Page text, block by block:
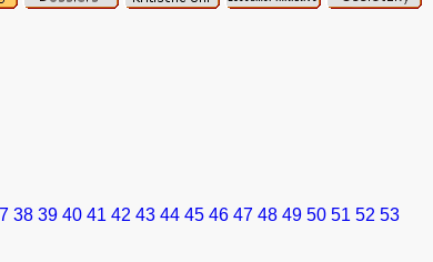
38 39 40 41 42 43 44 45 46 47 48 49 50 51 52 53